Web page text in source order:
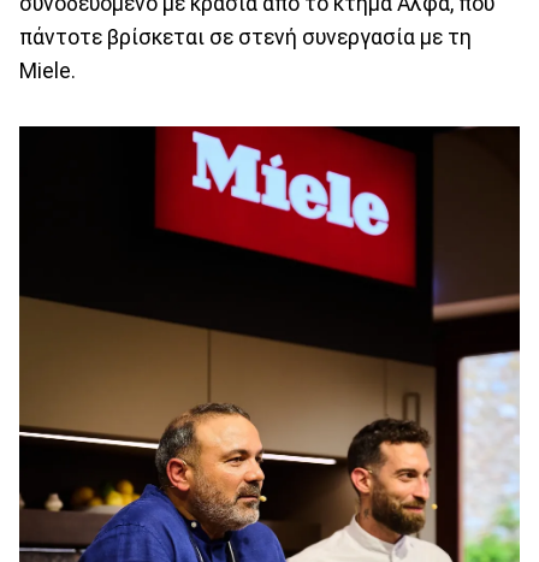
πάντοτε βρίσκεται σε στενή συνεργασία με τη
Miele.